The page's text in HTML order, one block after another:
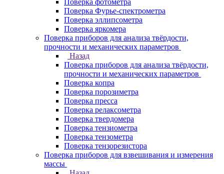
Поверка фотометра
Поверка Фурье-спектрометра
Поверка эллипсометра
Поверка яркомера
Поверка приборов для анализа твёрдости,
прочности и механических параметров
Назад
Поверка приборов для анализа твёрдости,
прочности и механических параметров
Поверка копра
Поверка порозиметра
Поверка пресса
Поверка релаксометра
Поверка твердомера
Поверка тензиометра
Поверка тензометра
Поверка тензорезистора
Поверка приборов для взвешивания и измерения
массы